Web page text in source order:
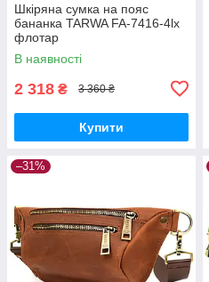
Шкіряна сумка на пояс
бананка TARWA FA-7416-4lx
флотар
В наявності
2 318 ₴ 3 360 ₴
Купити
–31%